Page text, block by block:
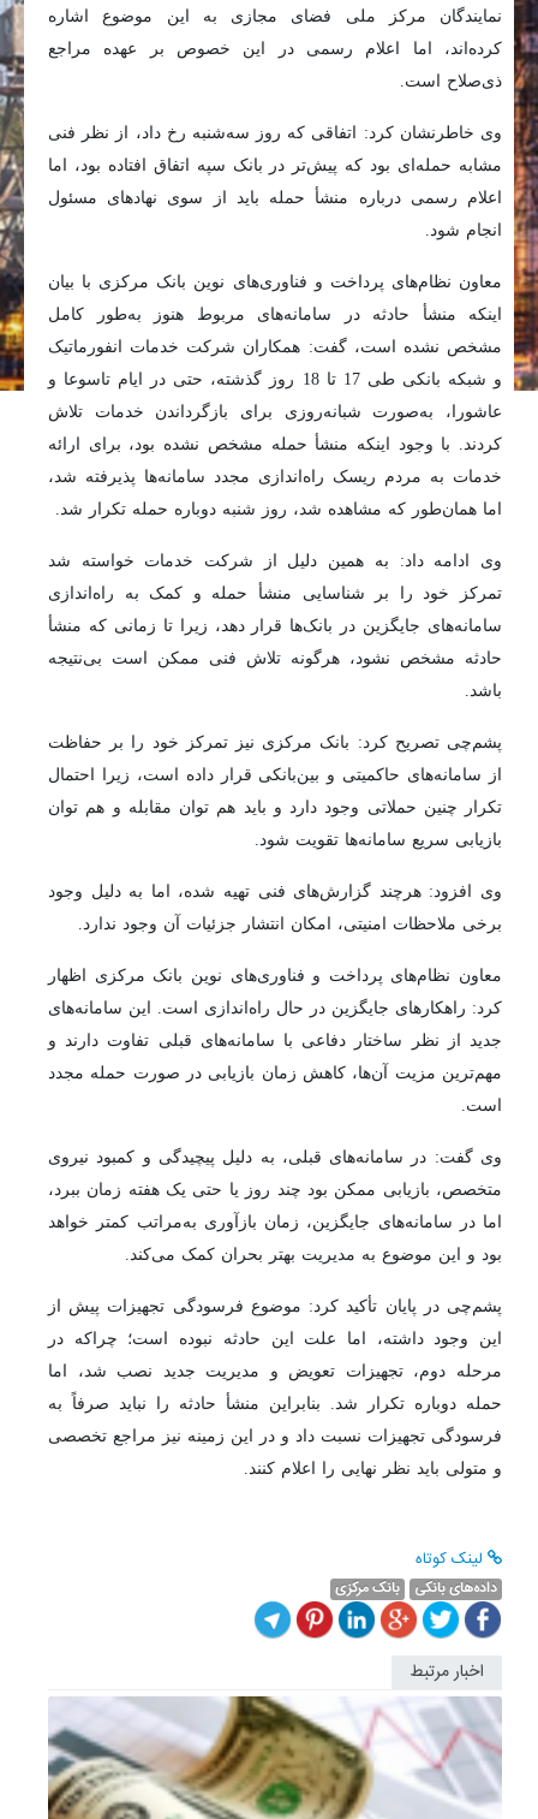
نمایندگان مرکز ملی فضای مجازی به این موضوع اشاره
کرده‌اند، اما اعلام رسمی در این خصوص بر عهده مراجع
ذی‌صلاح است.
وی خاطرنشان کرد: اتفاقی که روز سه‌شنبه رخ داد، از نظر فنی
مشابه حمله‌ای بود که پیش‌تر در بانک سپه اتفاق افتاده بود، اما
اعلام رسمی درباره منشأ حمله باید از سوی نهادهای مسئول
انجام شود.
معاون نظام‌های پرداخت و فناوری‌های نوین بانک مرکزی با بیان
اینکه منشأ حادثه در سامانه‌های مربوط هنوز به‌طور کامل
مشخص نشده است، گفت: همکاران شرکت خدمات انفورماتیک
و شبکه بانکی طی 17 تا 18 روز گذشته، حتی در ایام تاسوعا و
عاشورا، به‌صورت شبانه‌روزی برای بازگرداندن خدمات تلاش
کردند. با وجود اینکه منشأ حمله مشخص نشده بود، برای ارائه
خدمات به مردم ریسک راه‌اندازی مجدد سامانه‌ها پذیرفته شد،
اما همان‌طور که مشاهده شد، روز شنبه دوباره حمله تکرار شد.
وی ادامه داد: به همین دلیل از شرکت خدمات خواسته شد
تمرکز خود را بر شناسایی منشأ حمله و کمک به راه‌اندازی
سامانه‌های جایگزین در بانک‌ها قرار دهد، زیرا تا زمانی که منشأ
حادثه مشخص نشود، هرگونه تلاش فنی ممکن است بی‌نتیجه
باشد.
پشم‌چی تصریح کرد: بانک مرکزی نیز تمرکز خود را بر حفاظت
از سامانه‌های حاکمیتی و بین‌بانکی قرار داده است، زیرا احتمال
تکرار چنین حملاتی وجود دارد و باید هم توان مقابله و هم توان
بازیابی سریع سامانه‌ها تقویت شود.
وی افزود: هرچند گزارش‌های فنی تهیه شده، اما به دلیل وجود
برخی ملاحظات امنیتی، امکان انتشار جزئیات آن وجود ندارد.
معاون نظام‌های پرداخت و فناوری‌های نوین بانک مرکزی اظهار
کرد: راهکارهای جایگزین در حال راه‌اندازی است. این سامانه‌های
جدید از نظر ساختار دفاعی با سامانه‌های قبلی تفاوت دارند و
مهم‌ترین مزیت آن‌ها، کاهش زمان بازیابی در صورت حمله مجدد
است.
وی گفت: در سامانه‌های قبلی، به دلیل پیچیدگی و کمبود نیروی
متخصص، بازیابی ممکن بود چند روز یا حتی یک هفته زمان ببرد،
اما در سامانه‌های جایگزین، زمان بازآوری به‌مراتب کمتر خواهد
بود و این موضوع به مدیریت بهتر بحران کمک می‌کند.
پشم‌چی در پایان تأکید کرد: موضوع فرسودگی تجهیزات پیش از
این وجود داشته، اما علت این حادثه نبوده است؛ چراکه در
مرحله دوم، تجهیزات تعویض و مدیریت جدید نصب شد، اما
حمله دوباره تکرار شد. بنابراین منشأ حادثه را نباید صرفاً به
فرسودگی تجهیزات نسبت داد و در این زمینه نیز مراجع تخصصی
و متولی باید نظر نهایی را اعلام کنند.
لینک کوتاه
داده‌های بانکی بانک مرکزی
اخبار مرتبط